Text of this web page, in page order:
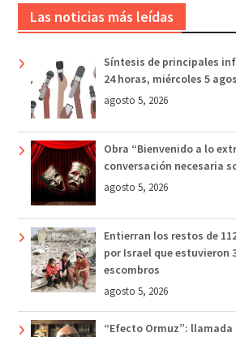
Las noticias más leídas
Síntesis de principales
24 horas, miércoles 5
agosto 5, 2026
Obra “Bienvenido a lo
conversación necesaria
agosto 5, 2026
Entierran los restos de
por Israel que estuvieron
escombros
agosto 5, 2026
“Efecto Ormuz”: